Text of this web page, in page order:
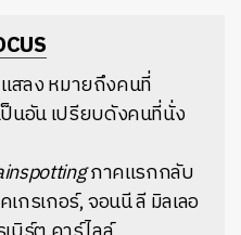
สลง หมายถึงคนที่
ป็นอัน เปรียบดังคนที่นั่ง
ภาคแรกกลับ
กรเกอร์, จอนนี ลี มิลเลอ